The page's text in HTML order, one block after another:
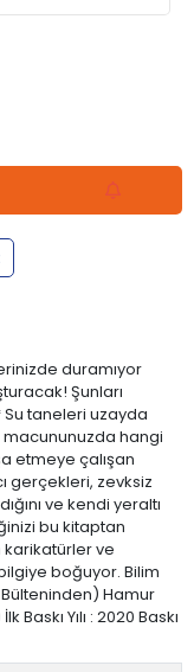
duramıyor
Şunları
taneleri uzayda
hangi
etmeye çalışan
gerçekleri, zevksiz
ve kendi yeraltı
bu kitaptan
karikatürler ve
boğuyor. Bilim
Bülteninden) Hamur
Baskı Yılı : 2020 Baskı